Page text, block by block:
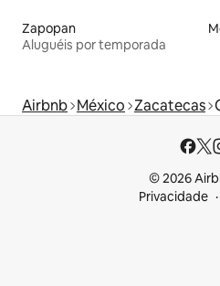
Zapopan
Aluguéis por temporada
Airbnb México Zacatecas
© 2026
Privacidade